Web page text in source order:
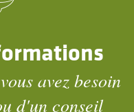
avez besoin
d'un conseil